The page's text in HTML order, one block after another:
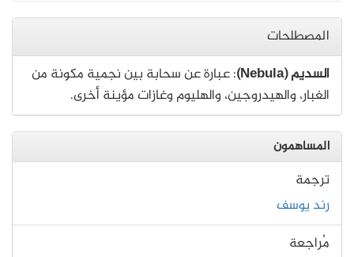
المصطلحات
السديم (Nebula)
: عبارة عن سحابة بين نجمية مكونة من
الغبار، والهيدروجين، والهليوم وغازات مؤينة أخرى.
المساهمون
ترجمة
رند يوسف
مُراجعة